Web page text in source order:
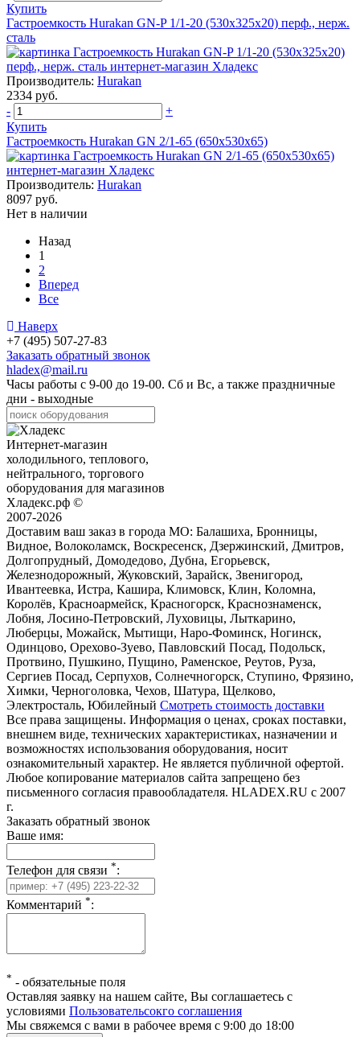
Купить
Гастроемкость Hurakan GN-P 1/1-20 (530x325x20) перф., нерж.
сталь
Производитель: Hurakan
2334 руб.
-
+
Купить
Гастроемкость Hurakan GN 2/1-65 (650x530x65)
Производитель: Hurakan
8097 руб.
Нет в наличии
Назад
1
2
Вперед
Все
Наверх
+7 (495) 507-27-83
Заказать обратный звонок
hladex@mail.ru
Часы работы с 9-00 до 19-00. Сб и Вс, а также праздничные
дни - выходные
Интернет-магазин
холодильного, теплового,
нейтрального, торгового
оборудования для магазинов
Хладекс.рф ©
2007-2026
Доставим ваш заказ в города МО: Балашиха, Бронницы,
Видное, Волоколамск, Воскресенск, Дзержинский, Дмитров,
Долгопрудный, Домодедово, Дубна, Егорьевск,
Железнодорожный, Жуковский, Зарайск, Звенигород,
Ивантеевка, Истра, Кашира, Климовск, Клин, Коломна,
Королёв, Красноармейск, Красногорск, Краснознаменск,
Лобня, Лосино-Петровский, Луховицы, Лыткарино,
Люберцы, Можайск, Мытищи, Наро-Фоминск, Ногинск,
Одинцово, Орехово-Зуево, Павловский Посад, Подольск,
Протвино, Пушкино, Пущино, Раменское, Реутов, Руза,
Сергиев Посад, Серпухов, Солнечногорск, Ступино, Фрязино,
Химки, Черноголовка, Чехов, Шатура, Щелково,
Электросталь, Юбилейный Смотреть стоимость доставки
Все права защищены. Информация о ценах, сроках поставки,
внешнем виде, технических характеристиках, назначении и
возможностях использования оборудования, носит
ознакомительный характер. Не является публичной офертой.
Любое копирование материалов сайта запрещено без
письменного согласия правообладателя. HLADEX.RU c 2007
г.
Заказать обратный звонок
Ваше имя:
Телефон для связи *:
Комментарий *:
* - обязательные поля
Оставляя заявку на нашем сайте, Вы соглашаетесь с
условиями Пользовательсокго соглашения
Мы свяжемся с вами в рабочее время с 9:00 до 18:00